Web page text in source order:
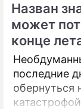
Назван
может
конце
последние
обернуться